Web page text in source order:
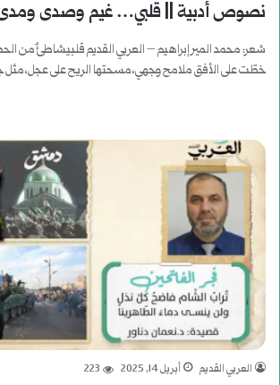
نصوص أدبية || قلبي… غيم وصدى
شعر: محمد المير إبراهيم – العربي القديم قلبيشاطئٌ من
خطّت على الأفق ملامح وجهي،مسحتها الريح على عجل،مثل
العربي القديم أبريل 14, 2025 223